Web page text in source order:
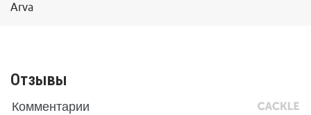
Arva
Отзывы
Комментарии